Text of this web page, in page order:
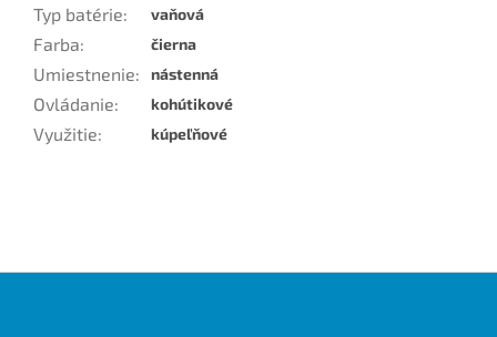
Typ batérie: vaňová
Farba: čierna
Umiestnenie: nástenná
Ovládanie: kohútikové
Využitie: kúpeľňové